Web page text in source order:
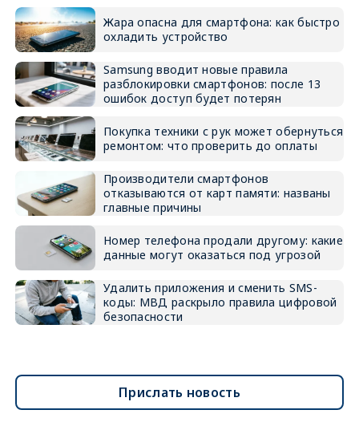
Жара опасна для смартфона: как быстро
охладить устройство
Samsung вводит новые правила
разблокировки смартфонов: после 13
ошибок доступ будет потерян
Покупка техники с рук может обернуться
ремонтом: что проверить до оплаты
Производители смартфонов
отказываются от карт памяти: названы
главные причины
Номер телефона продали другому: какие
данные могут оказаться под угрозой
Удалить приложения и сменить SMS-
коды: МВД раскрыло правила цифровой
безопасности
Прислать новость